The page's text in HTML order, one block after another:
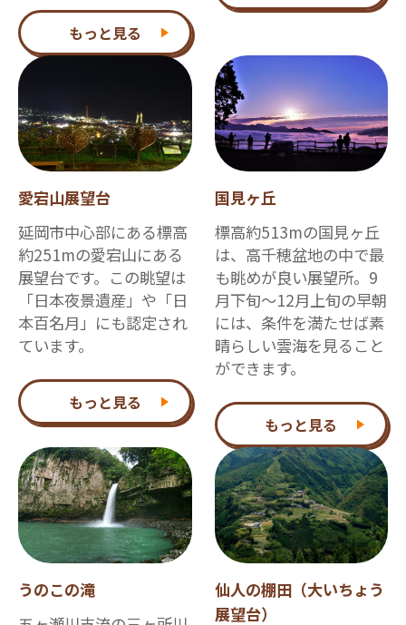
もっと見る
愛宕山展望台
延岡市中心部にある標高
約251mの愛宕山にある
展望台です。この眺望は
「日本夜景遺産」や「日
本百名月」にも認定され
ています。
もっと見る
国見ヶ丘
標高約513mの国見ヶ丘
は、高千穂盆地の中で最
も眺めが良い展望所。9
月下旬～12月上旬の早朝
には、条件を満たせば素
晴らしい雲海を見ること
ができます。
もっと見る
うのこの滝
仙人の棚田（大いちょう
展望台）